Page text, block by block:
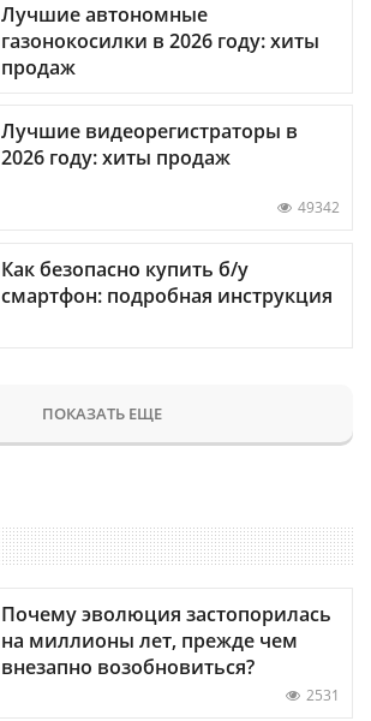
Лучшие автономные
газонокосилки в 2026 году: хиты
продаж
Лучшие видеорегистраторы в
2026 году: хиты продаж
49342
Как безопасно купить б/у
смартфон: подробная инструкция
ПОКАЗАТЬ ЕЩЕ
Почему эволюция застопорилась
на миллионы лет, прежде чем
внезапно возобновиться?
2531